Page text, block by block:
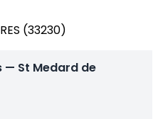
(33230)
— St Medard de